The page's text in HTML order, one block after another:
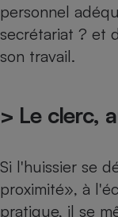
personnel
secrétariat ? et
son travail.
> Le clerc,
Si l'huissier se
proximité», à
pratique, il se